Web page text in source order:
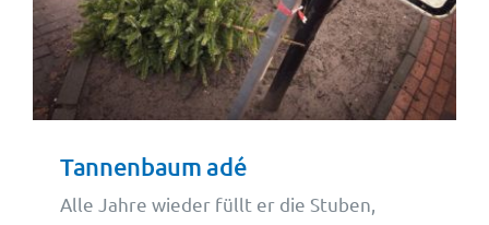
Wohnungsangebote
Kontakt
Tannenbaum adé
Alle Jahre wieder füllt er die Stuben,